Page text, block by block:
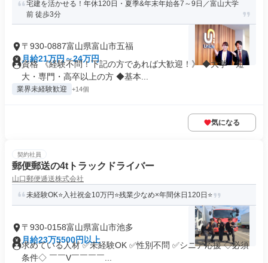
宅建を活かせる！年休120日・夏季&年末年始各7～9日／富山大学
前 徒歩3分
〒930-0887富山県富山市五福
月給21万円～24万円
資格 《経験不問！下記の方であれば大歓迎！》 ◆大学・短
大・専門・高卒以上の方 ◆基本...
業界未経験歓迎 +14個
気になる
契約社員
郵便郵送の4tトラックドライバー
山口郵便逓送株式会社
未経験OK⭐入社祝金10万円⭐残業少なめ×年間休日120日⭐
〒930-0158富山県富山市池多
月給23万5500円以上
求めている人材 ✅未経験OK ✅性別不問 ✅シニア応援 ◇必須
条件◇ ￣￣V￣￣￣￣...